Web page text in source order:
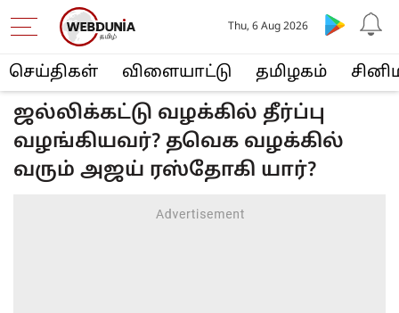
செய்திகள் விளையா‌ட்டு த‌மிழக‌ம்
Thu, 6 Aug 2026
ஜல்லிக்கட்டு வழக்கில் தீர்ப்பு
வழங்கியவர்? தவெக வழக்கில்
வரும் அஜய் ரஸ்தோகி யார்?